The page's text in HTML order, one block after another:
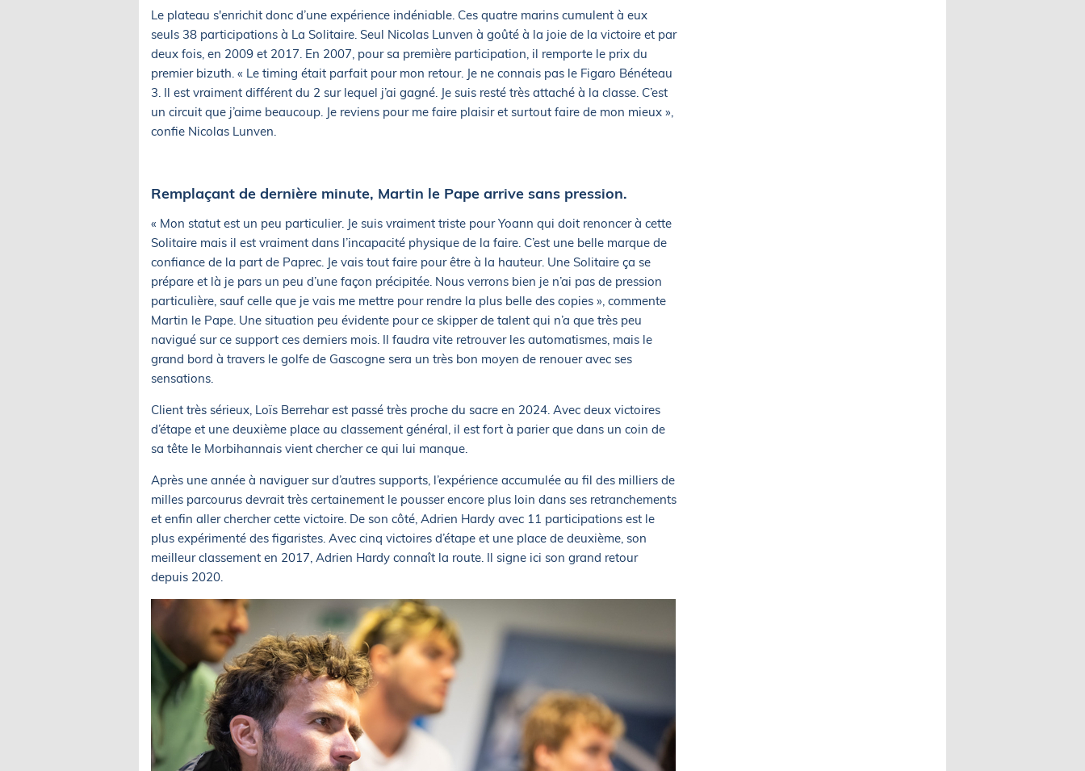
Le plateau s'enrichit donc d’une expérience indéniable. Ces quatre marins cumulent à eux
seuls 38 participations à La Solitaire. Seul Nicolas Lunven à goûté à la joie de la victoire et par
deux fois, en 2009 et 2017. En 2007, pour sa première participation, il remporte le prix du
premier bizuth. « Le timing était parfait pour mon retour. Je ne connais pas le Figaro Bénéteau
3. Il est vraiment différent du 2 sur lequel j’ai gagné. Je suis resté très attaché à la classe. C’est
un circuit que j’aime beaucoup. Je reviens pour me faire plaisir et surtout faire de mon mieux »,
confie Nicolas Lunven.
Remplaçant de dernière minute, Martin le Pape arrive sans pression.
« Mon statut est un peu particulier. Je suis vraiment triste pour Yoann qui doit renoncer à cette
Solitaire mais il est vraiment dans l’incapacité physique de la faire. C’est une belle marque de
confiance de la part de Paprec. Je vais tout faire pour être à la hauteur. Une Solitaire ça se
prépare et là je pars un peu d’une façon précipitée. Nous verrons bien je n’ai pas de pression
particulière, sauf celle que je vais me mettre pour rendre la plus belle des copies », commente
Martin le Pape. Une situation peu évidente pour ce skipper de talent qui n’a que très peu
navigué sur ce support ces derniers mois. Il faudra vite retrouver les automatismes, mais le
grand bord à travers le golfe de Gascogne sera un très bon moyen de renouer avec ses
sensations.
Client très sérieux, Loïs Berrehar est passé très proche du sacre en 2024. Avec deux victoires
d’étape et une deuxième place au classement général, il est fort à parier que dans un coin de
sa tête le Morbihannais vient chercher ce qui lui manque.
Après une année à naviguer sur d’autres supports, l’expérience accumulée au fil des milliers de
milles parcourus devrait très certainement le pousser encore plus loin dans ses retranchements
et enfin aller chercher cette victoire. De son côté, Adrien Hardy avec 11 participations est le
plus expérimenté des figaristes. Avec cinq victoires d’étape et une place de deuxième, son
meilleur classement en 2017, Adrien Hardy connaît la route. Il signe ici son grand retour
depuis 2020.